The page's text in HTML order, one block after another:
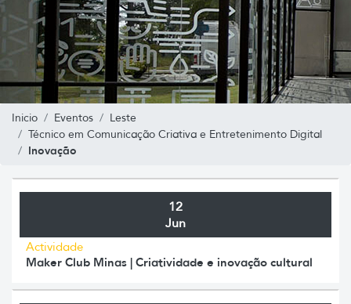
Inicio Eventos
Leste
Técnico em Comunicação Criativa e Entretenimento Digital
Inovação
12
Jun
Actividade
Maker Club Minas | Criatividade e inovação cultural